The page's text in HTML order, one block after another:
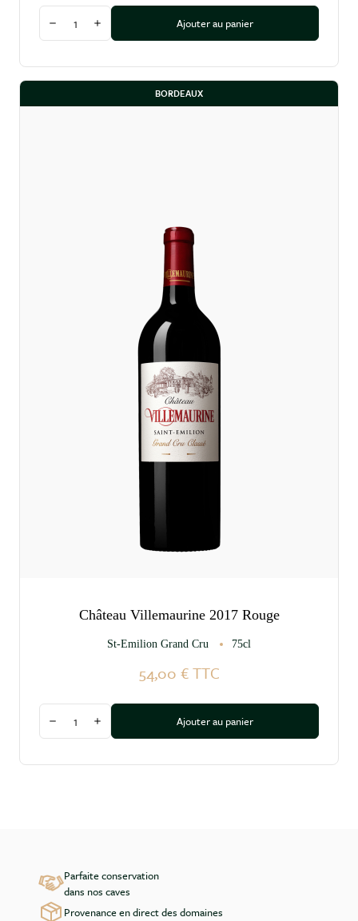
Diminuer la quantité
Augmenter la quantitéAjouter au panier
BORDEAUX
Château Villemaurine 2017 Rouge
St-Emilion Grand Cru 75cl
54,00 € TTC
Quantité
Diminuer la quantité
Augmenter la quantitéAjouter au panier
Parfaite conservation
dans nos caves
Provenance en direct des domaines